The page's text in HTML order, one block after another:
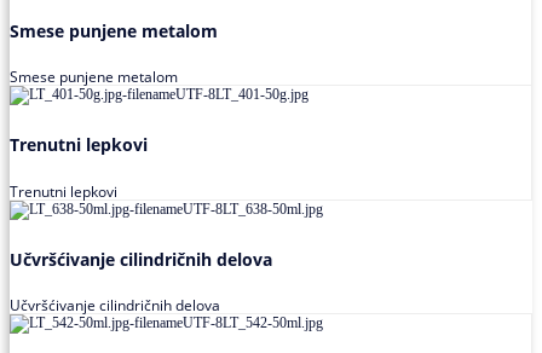
Smese punjene metalom
Smese punjene metalom
Trenutni lepkovi
Trenutni lepkovi
Učvršćivanje cilindričnih delova
Učvršćivanje cilindričnih delova